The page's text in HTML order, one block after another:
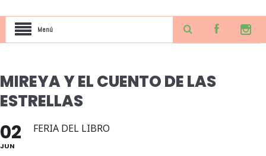
Menú
MIREYA Y EL CUENTO DE LAS
ESTRELLAS
02
JUN
FERIA DEL LIBRO